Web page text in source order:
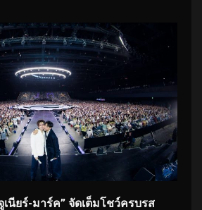
เนียร์-มาร์ค” จัดเต็มโชว์ครบรส